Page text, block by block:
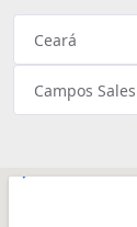
Ceará
Campos Sales